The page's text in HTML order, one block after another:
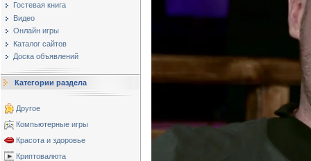
Гостевая книга
Видео
Онлайн игры
Каталог сайтов
Доска объявлений
Категории раздела
Другое
Компьютерные игры
Красота и здоровье
Криптовалюта